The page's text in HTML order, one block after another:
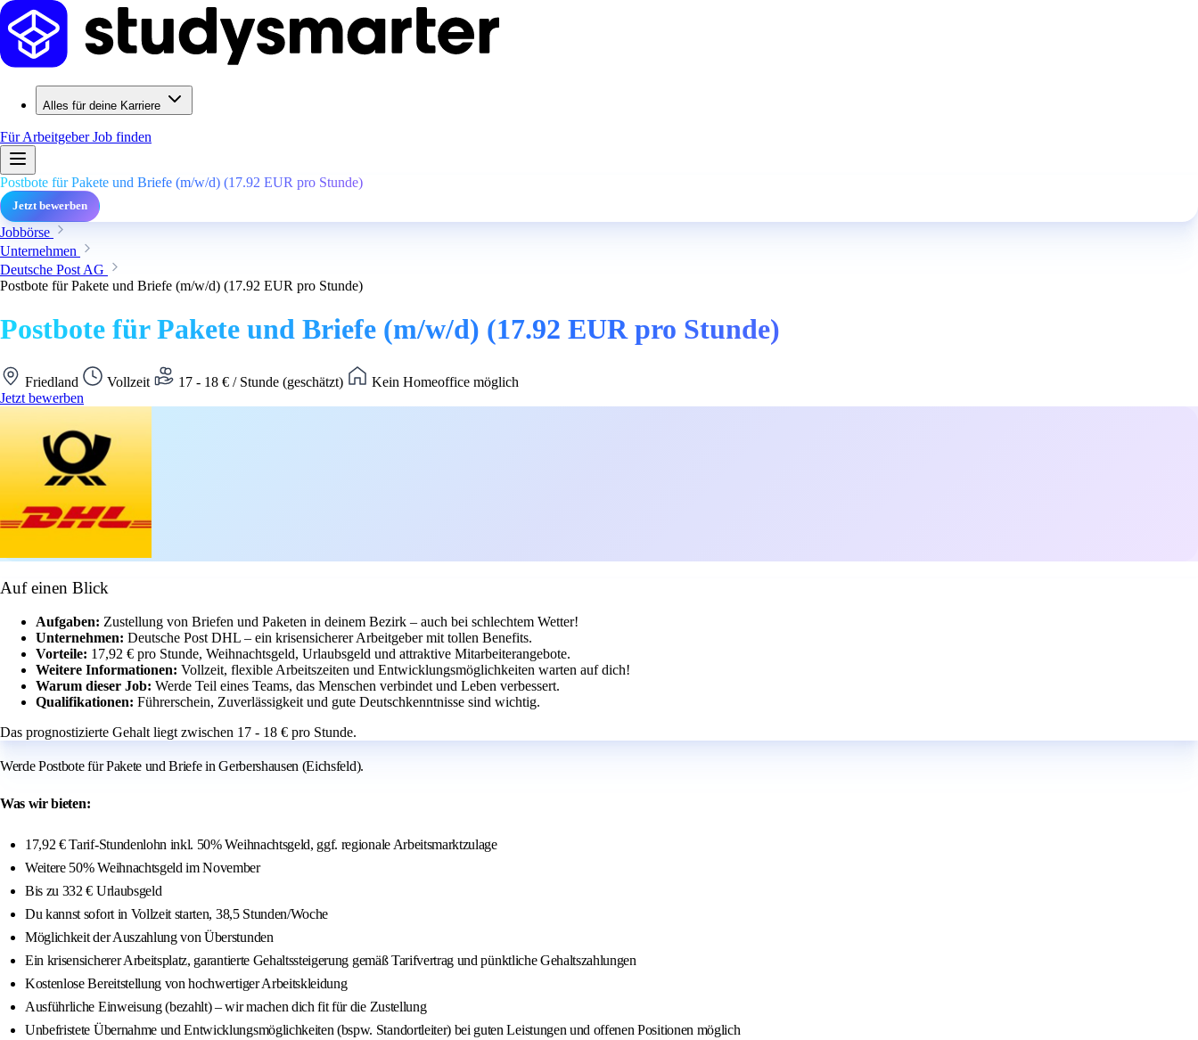
Alles für deine Karriere
Für ArbeitgeberJob finden
Postbote für Pakete und Briefe (m/w/d) (17.92 EUR pro Stunde)
Jetzt bewerben
Jobbörse
Unternehmen
Deutsche Post AG
Postbote für Pakete und Briefe (m/w/d) (17.92 EUR pro Stunde)
Postbote für Pakete und Briefe (m/w/d) (17.92 EUR pro Stunde)
Friedland Vollzeit 17 - 18 € / Stunde (geschätzt)
Kein Homeoffice möglich
Jetzt bewerben
Auf einen Blick
Aufgaben: Zustellung von Briefen und Paketen in deinem Bezirk – auch bei schlechtem Wetter!
Unternehmen: Deutsche Post DHL – ein krisensicherer Arbeitgeber mit tollen Benefits.
Vorteile: 17,92 € pro Stunde, Weihnachtsgeld, Urlaubsgeld und attraktive Mitarbeiterangebote.
Weitere Informationen: Vollzeit, flexible Arbeitszeiten und Entwicklungsmöglichkeiten warten auf dich!
Warum dieser Job: Werde Teil eines Teams, das Menschen verbindet und Leben verbessert.
Qualifikationen: Führerschein, Zuverlässigkeit und gute Deutschkenntnisse sind wichtig.
Das prognostizierte Gehalt liegt zwischen 17 - 18 € pro Stunde.
Werde Postbote für Pakete und Briefe in Gerbershausen (Eichsfeld).
Was wir bieten:
17,92 € Tarif-Stundenlohn inkl. 50% Weihnachtsgeld, ggf. regionale Arbeitsmarktzulage
Weitere 50% Weihnachtsgeld im November
Bis zu 332 € Urlaubsgeld
Du kannst sofort in Vollzeit starten, 38,5 Stunden/Woche
Möglichkeit der Auszahlung von Überstunden
Ein krisensicherer Arbeitsplatz, garantierte Gehaltssteigerung gemäß Tarifvertrag und pünktliche Gehaltszahlungen
Kostenlose Bereitstellung von hochwertiger Arbeitskleidung
Ausführliche Einweisung (bezahlt) – wir machen dich fit für die Zustellung
Unbefristete Übernahme und Entwicklungsmöglichkeiten (bspw. Standortleiter) bei guten Leistungen und offenen Positionen möglich